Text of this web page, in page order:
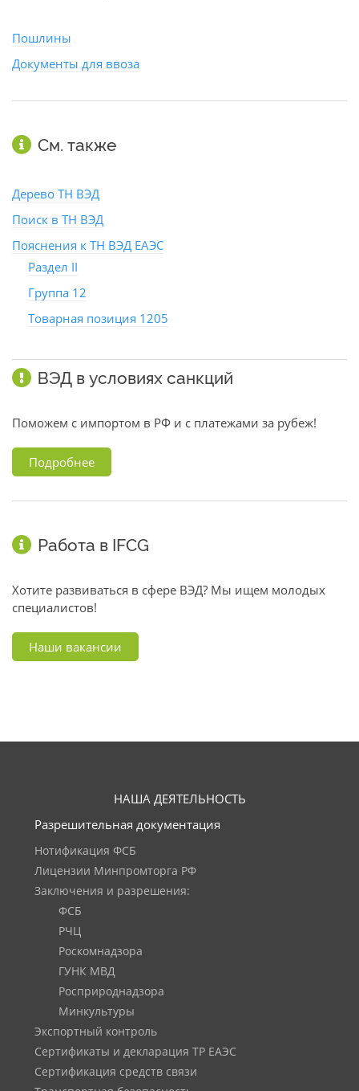
Пошлины
Документы для ввоза
См. также
Дерево ТН ВЭД
Поиск в ТН ВЭД
Пояснения к ТН ВЭД ЕАЭС
Раздел II
Группа 12
Товарная позиция 1205
ВЭД в условиях санкций
Поможем с импортом в РФ и с платежами за рубеж!
Подробнее
Работа в IFCG
Хотите развиваться в сфере ВЭД? Мы ищем молодых
специалистов!
Наши вакансии
НАША ДЕЯТЕЛЬНОСТЬ
Разрешительная документация
Нотификация ФСБ
Лицензии Минпромторга РФ
Заключения и разрешения:
ФСБ
РЧЦ
Роскомнадзора
ГУНК МВД
Росприроднадзора
Минкультуры
Экспортный контроль
Сертификаты и декларация ТР ЕАЭС
Сертификация средств связи